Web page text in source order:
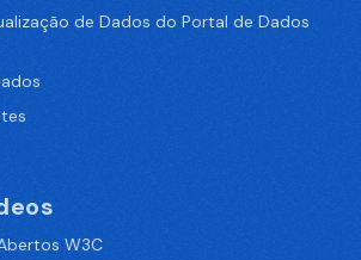
de Dados do Portal de Dados
W3C